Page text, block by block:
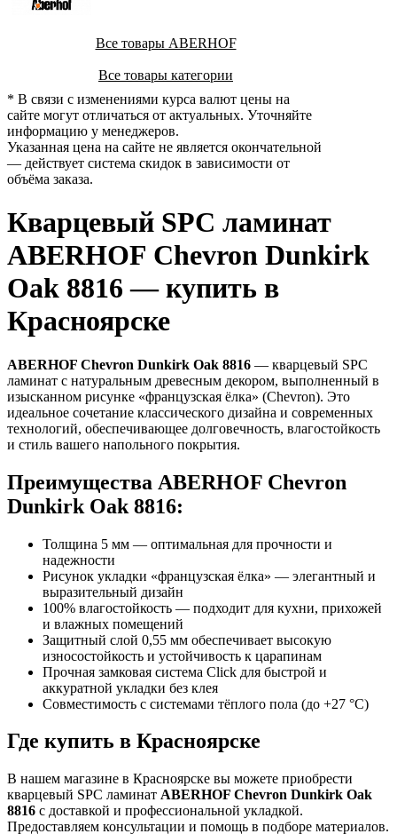
Все товары ABERHOF
Все товары категории
* В связи с изменениями курса валют цены на
сайте могут отличаться от актуальных. Уточняйте
информацию у менеджеров.
Указанная цена на сайте не является окончательной
— действует система скидок в зависимости от
объёма заказа.
Кварцевый SPC ламинат
ABERHOF Chevron Dunkirk
Oak 8816 — купить в
Красноярске
ABERHOF Chevron Dunkirk Oak 8816 — кварцевый SPC
ламинат с натуральным древесным декором, выполненный в
изысканном рисунке «французская ёлка» (Chevron). Это
идеальное сочетание классического дизайна и современных
технологий, обеспечивающее долговечность, влагостойкость
и стиль вашего напольного покрытия.
Преимущества ABERHOF Chevron
Dunkirk Oak 8816:
Толщина 5 мм — оптимальная для прочности и
надежности
Рисунок укладки «французская ёлка» — элегантный и
выразительный дизайн
100% влагостойкость — подходит для кухни, прихожей
и влажных помещений
Защитный слой 0,55 мм обеспечивает высокую
износостойкость и устойчивость к царапинам
Прочная замковая система Click для быстрой и
аккуратной укладки без клея
Совместимость с системами тёплого пола (до +27 °C)
Где купить в Красноярске
В нашем магазине в Красноярске вы можете приобрести
кварцевый SPC ламинат ABERHOF Chevron Dunkirk Oak
8816 с доставкой и профессиональной укладкой.
Предоставляем консультации и помощь в подборе материалов.